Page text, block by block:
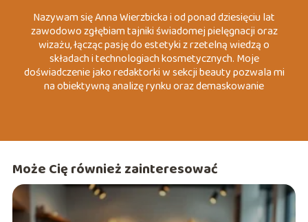
Nazywam się Anna Wierzbicka i od ponad dziesięciu lat
zawodowo zgłębiam tajniki świadomej pielęgnacji oraz
wizażu, łącząc pasję do estetyki z rzetelną wiedzą o
składach i technologiach kosmetycznych. Moje
doświadczenie jako redaktorki w sekcji beauty pozwala mi
na obiektywną analizę rynku oraz demaskowanie
(slow fashion) oraz psychologią koloru wizerunku. Moim
wskazówek, które pomagają czytelnikom budować
pewność siebie poprzez autentyczny i przemyślany styl.
Może Cię również zainteresować